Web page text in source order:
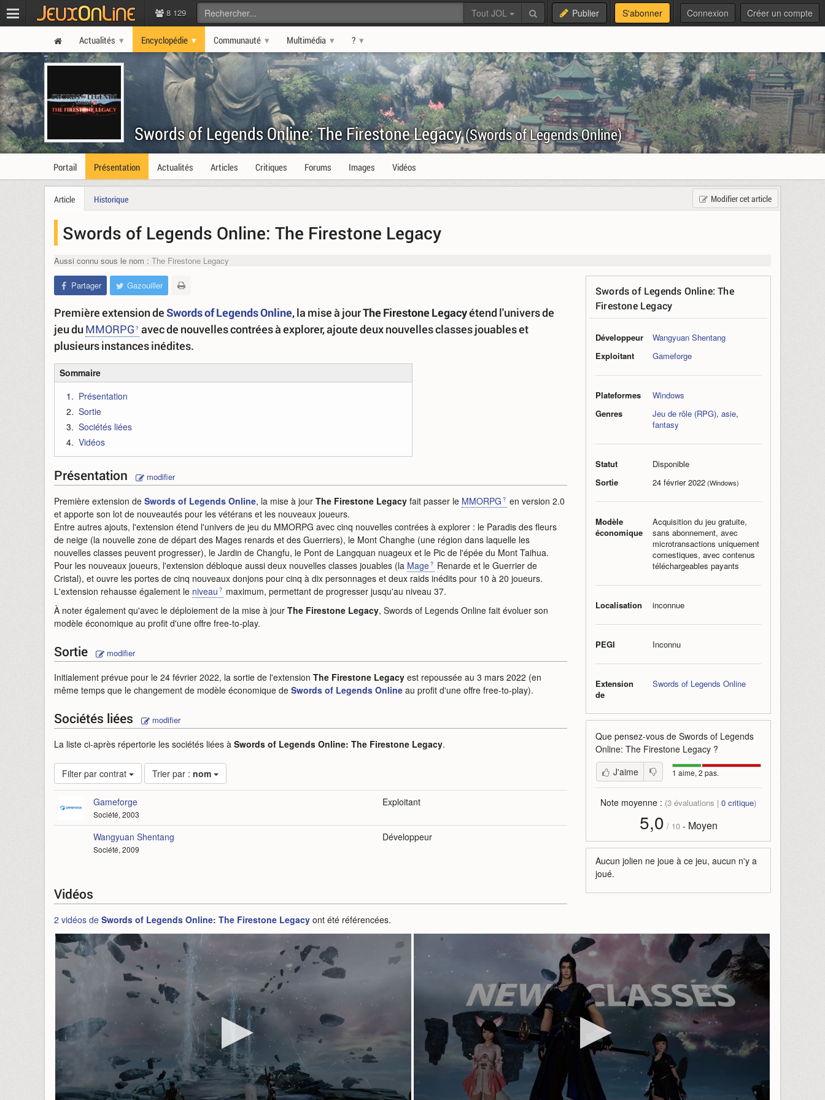
8 129 Tout JOL Publier S'abonner Connexion Créer un compte
Actualités Encyclopédie Communauté Multimédia ?
Swords of Legends Online: The Firestone Legacy(Swords of Legends Online)
Portail Présentation Actualités Articles Critiques Forums Images Vidéos
Modifier cet article
Article Historique
Swords of Legends Online: The Firestone Legacy
Aussi connu sous le nom : The Firestone Legacy
Swords of Legends Online: The
Firestone Legacy
Développeur
Wangyuan Shentang
Exploitant
Gameforge
Plateformes
Windows
Genres
Jeu de rôle (RPG), asie,
fantasy
Statut
Disponible
Sortie
24 février 2022(Windows)
Modèle
économique
Acquisition du jeu gratuite,
sans abonnement, avec
microtransactions uniquement
comestiques, avec contenus
téléchargeables payants
Localisation inconnue
PEGI Inconnu
Extension
de
Swords of Legends Online
Que pensez-vous de Swords of Legends
Online: The Firestone Legacy ?
1 aime, 2 pas.
J'aime
Note moyenne : (3 évaluations | 0 critique)
5,0 / 10- Moyen
Aucun jolien ne joue à ce jeu, aucun n'y a
joué.
Partager Gazouiller
Première extension deSwords of Legends Online, la mise à jourThe Firestone Legacyétend l'univers de
jeu du MMORPG avec de nouvelles contrées à explorer, ajoute deux nouvelles classes jouables et
plusieurs instances inédites.
Sommaire
Présentation
Sortie
Sociétés liées
Vidéos
Présentation modifier
Première extension de Swords of Legends Online, la mise à jour The Firestone Legacy fait passer le MMORPG
en version 2.0
et apporte son lot de nouveautés pour les vétérans et les nouveaux joueurs.
Entre autres ajouts, l'extension étend l'univers de jeu du MMORPG avec cinq nouvelles contrées à explorer : le Paradis des fleurs
de neige (la nouvelle zone de départ des Mages renards et des Guerriers), le Mont Changhe (une région dans laquelle les
nouvelles classes peuvent progresser), le Jardin de Changfu, le Pont de Langquan nuageux et le Pic de l'épée du Mont Taihua.
Pour les nouveaux joueurs, l'extension débloque aussi deux nouvelles classes jouables (la Mage
Renarde et le Guerrier de
Cristal), et ouvre les portes de cinq nouveaux donjons pour cinq à dix personnages et deux raids inédits pour 10 à 20 joueurs.
L'extension rehausse également le niveau
maximum, permettant de progresser jusqu'au niveau 37.
À noter également qu'avec le déploiement de la mise à jour The Firestone Legacy, Swords of Legends Online fait évoluer son
modèle économique au profit d'une offre free-to-play.
Sortie modifier
Initialement prévue pour le 24 février 2022, la sortie de l'extension The Firestone Legacy est repoussée au 3 mars 2022 (en
même temps que le changement de modèle économique de Swords of Legends Online au profit d'une offre free-to-play).
Sociétés liées modifier
La liste ci-après répertorie les sociétés liées à Swords of Legends Online: The Firestone Legacy.
Filter par contrat Trier par : nom
Gameforge
Société, 2003
Exploitant
Wangyuan Shentang
Société, 2009
Développeur
Vidéos
2 vidéos de Swords of Legends Online: The Firestone Legacy ont été référencées.